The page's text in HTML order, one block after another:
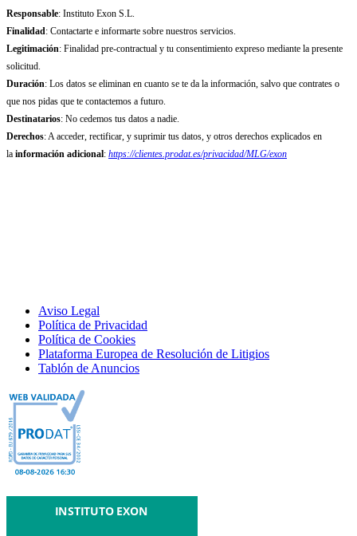
Responsable: Instituto Exon S.L.
Finalidad: Contactarte e informarte sobre nuestros servicios.
Legitimación: Finalidad pre-contractual y tu consentimiento expreso mediante la presente
solicitud.
Duración: Los datos se eliminan en cuanto se te da la información, salvo que contrates o
que nos pidas que te contactemos a futuro.
Destinatarios: No cedemos tus datos a nadie.
Derechos: A acceder, rectificar, y suprimir tus datos, y otros derechos explicados en
la información adicional: https://clientes.prodat.es/privacidad/MLG/exon
Aviso Legal
Política de Privacidad
Política de Cookies
Plataforma Europea de Resolución de Litigios
Tablón de Anuncios